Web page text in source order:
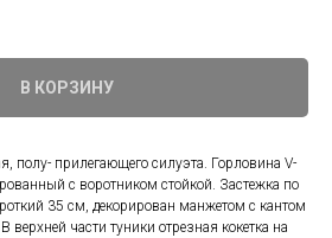
В КОРЗИНУ
полу- прилегающего силуэта. Горловина V-
с воротником стойкой. Застежка по
35 см, декорирован манжетом с кантом
верхней части туники отрезная кокетка на